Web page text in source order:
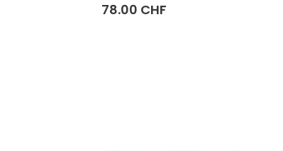
78.00 CHF